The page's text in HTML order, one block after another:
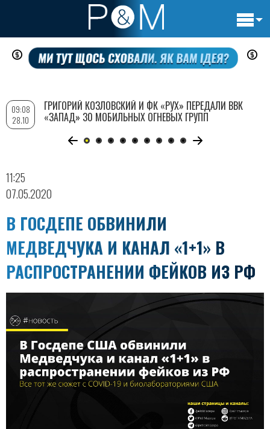
Перейти
содержанию
11:25
07.05.2020
В ГОСДЕПЕ ОБВИНИЛИ
МЕДВЕДЧУКА И КАНАЛ «1+1» В
РАСПРОСТРАНЕНИИ ФЕЙКОВ ИЗ РФ
09:08
28.10
ГРИГОРИЙ КОЗЛОВСКИЙ И ФК «РУХ» ПЕРЕДАЛИ ВВК
«ЗАПАД» 30 МОБИЛЬНЫХ ОГНЕВЫХ ГРУПП